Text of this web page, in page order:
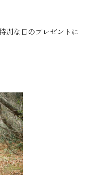
別な日のプレゼントに